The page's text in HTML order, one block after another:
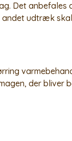
Det anbefales
andet udtræk
der bliver